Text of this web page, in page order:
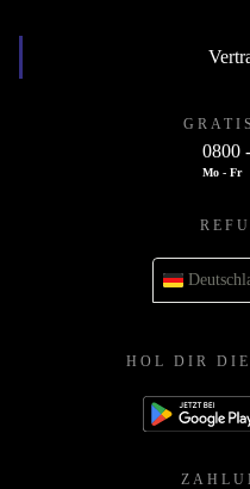
0800
Mo - Fr
HOL DIR DIE